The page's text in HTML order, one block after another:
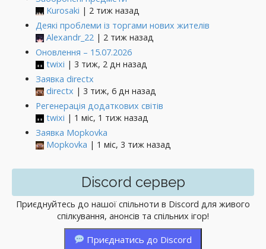
Kurosaki | 2 тиж назад
Деякі проблеми із торгами нових жителів
Alexandr_22 | 2 тиж назад
Оновлення – 15.07.2026
twixi | 3 тиж, 2 дн назад
Заявка directx
directx | 3 тиж, 6 дн назад
Регенерація додаткових світів
twixi | 1 міс, 1 тиж назад
Заявка Mopkovka
Mopkovka | 1 міс, 3 тиж назад
Discord сервер
Приєднуйтесь до нашої спільноти в Discord для живого
спілкування, анонсів та спільних ігор!
Приєднатись до Discord